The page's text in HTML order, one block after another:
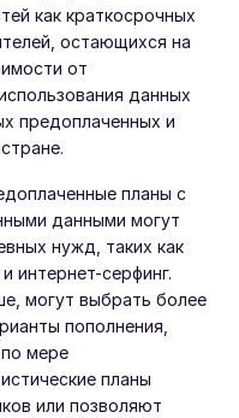
как краткосрочных
остающихся на
от
данных
предоплаченных и
планы с
данными могут
нужд, таких как
интернет-серфинг.
могут выбрать более
пополнения,
мере
планы
или позволяют